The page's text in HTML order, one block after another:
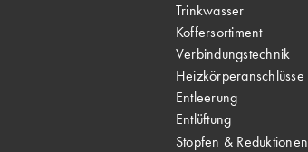
Trinkwasser
Koffersortiment
Verbindungstechnik
Heizkörperanschlüsse
Entleerung
Entlüftung
Stopfen & Reduktionen